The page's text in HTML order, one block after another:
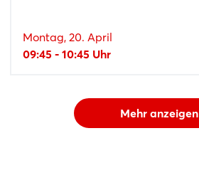
Montag, 20. April
09:45 - 10:45 Uhr
Mehr anzeigen